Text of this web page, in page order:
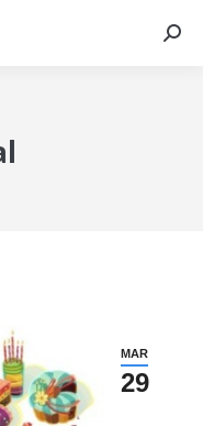
MAR
29